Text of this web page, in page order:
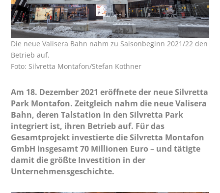
Die neue Valisera Bahn nahm zu Saisonbeginn 2021/22 den
Betrieb auf.
Foto: Silvretta Montafon/Stefan Kothner
Am 18. Dezember 2021 eröffnete der neue Silvretta
Park Montafon. Zeitgleich nahm die neue Valisera
Bahn, deren Talstation in den Silvretta Park
integriert ist, ihren Betrieb auf. Für das
Gesamtprojekt investierte die Silvretta Montafon
GmbH insgesamt 70 Millionen Euro – und tätigte
damit die größte Investition in der
Unternehmensgeschichte.